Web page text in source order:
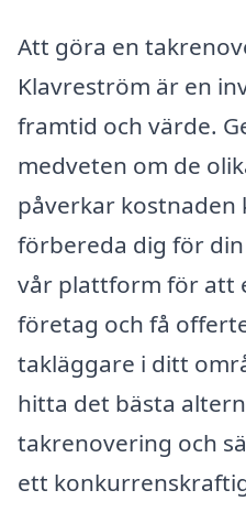
Att göra en
Klavreström är en
framtid och värde.
medveten om de
påverkar kostnaden
förbereda dig för
vår plattform för att
företag och få
takläggare i ditt
hitta det bästa
takrenovering och
ett